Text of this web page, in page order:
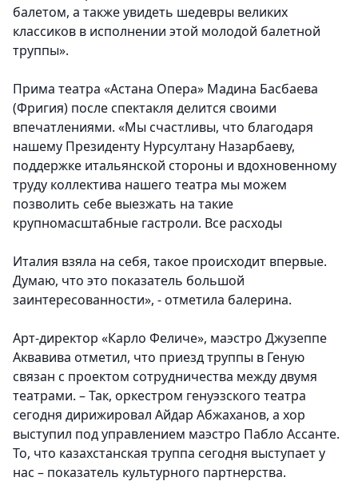
балетом, а также увидеть шедевры великих
классиков в исполнении этой молодой балетной
труппы».
Прима театра «Астана Опера» Мадина Басбаева
(Фригия) после спектакля делится своими
впечатлениями. «Мы счастливы, что благодаря
нашему Президенту Нурсултану Назарбаеву,
поддержке итальянской стороны и вдохновенному
труду коллектива нашего театра мы можем
позволить себе выезжать на такие
крупномасштабные гастроли. Все расходы
Италия взяла на себя, такое происходит впервые.
Думаю, что это показатель большой
заинтересованности», - отметила балерина.
Арт-директор «Карло Феличе», маэстро Джузеппе
Аквавива отметил, что приезд труппы в Геную
связан с проектом сотрудничества между двумя
театрами. – Так, оркестром генуэзского театра
сегодня дирижировал Айдар Абжаханов, а хор
выступил под управлением маэстро Пабло Ассанте.
То, что казахстанская труппа сегодня выступает у
нас – показатель культурного партнерства.